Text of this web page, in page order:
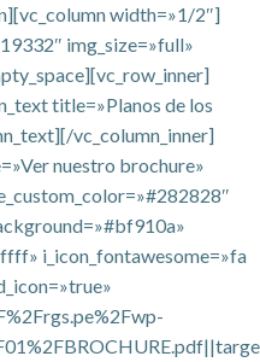
width=»1/2″]
img_size=»full»
title=»Planos de los
vc_column_inner]
nuestro brochure»
i_icon_fontawesome=»fa